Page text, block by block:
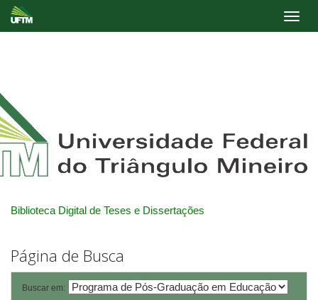
Biblioteca Digital de Teses e Dissertações
Página de Busca
Buscar em: